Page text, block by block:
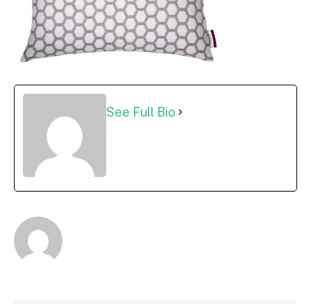
See Full Bio